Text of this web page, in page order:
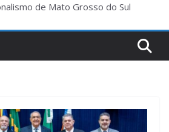
de Mato Grosso do Sul